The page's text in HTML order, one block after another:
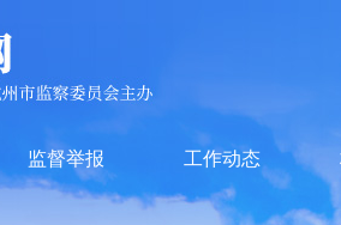
监督举报 工作动态